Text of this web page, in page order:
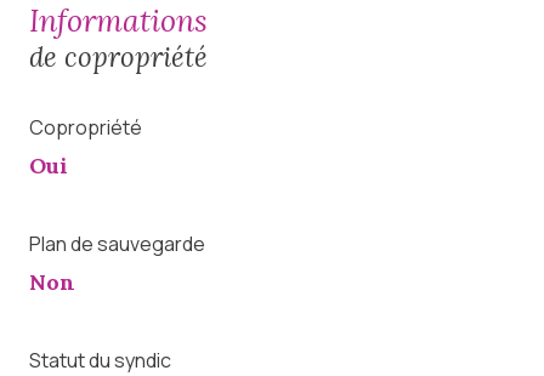
informations
de copropriété
Copropriété
Oui
Plan de sauvegarde
Non
Statut du syndic